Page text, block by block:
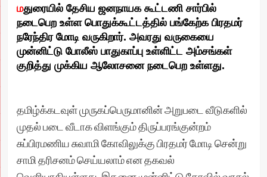
மதுரையில் தேசிய ஜனநாயக கூட்டணி சார்பில்
நடைபெற உள்ள பொதுக்கூட்டத்தில் பங்கேற்க பிரதமர்
நரேந்திர மோடி வருகிறார். அவரது வருகையை
முன்னிட்டு போலீஸ் பாதுகாப்பு உள்ளிட்ட அம்சங்கள்
குறித்து முக்கிய ஆலோசனை நடைபெற உள்ளது.
தமிழ்க்கடவுள் முருகப்பெருமானின் அறுபடை வீடுகளில்
முதல் படை வீடாக விளங்கும் திருப்பரங்குன்றம்
சுப்பிரமணிய சுவாமி கோவிலுக்கு பிரதமர் மோடி சென்று
சாமி தரிசனம் செய்யலாம் என தகவல்